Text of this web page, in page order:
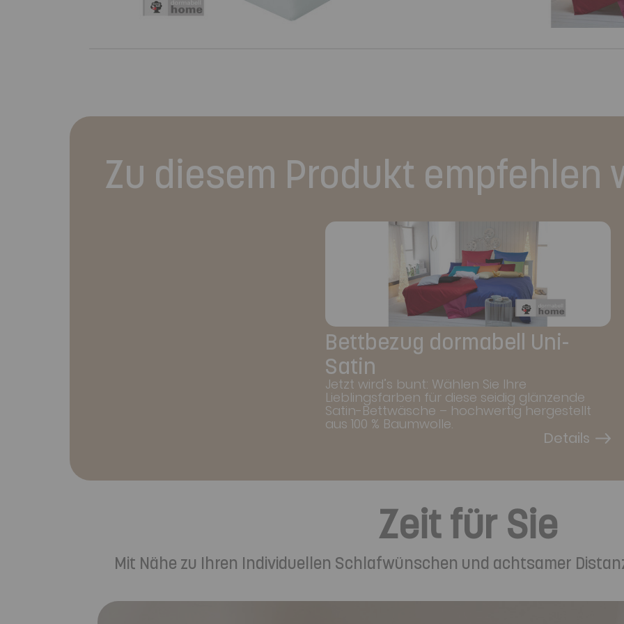
Zu diesem Produkt empfehlen
Bettbezug dormabell Uni-
Satin
Jetzt wird’s bunt: Wählen Sie Ihre
Lieblingsfarben für diese seidig glänzende
Satin-Bettwäsche – hochwertig hergestellt
aus 100 % Baumwolle.
Zeit für Sie
Mit Nähe zu Ihren Individuellen Schlafwünschen und achtsamer